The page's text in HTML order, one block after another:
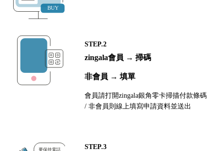
STEP.2
zingala會員 → 掃碼
非會員 → 填單
會員請打開zingala銀角零卡掃描付款條碼
/ 非會員則線上填寫申請資料並送出
STEP.3